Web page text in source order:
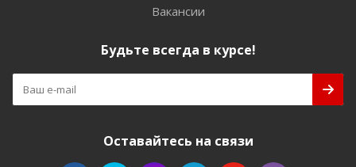
Вакансии
Будьте всегда в курсе!
Оставайтесь на связи